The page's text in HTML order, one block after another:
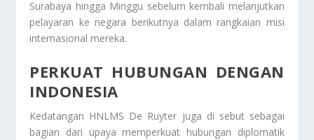
Surabaya hingga Minggu sebelum kembali melanjutkan
pelayaran ke negara berikutnya dalam rangkaian misi
internasional mereka.
PERKUAT HUBUNGAN DENGAN
INDONESIA
Kedatangan HNLMS De Ruyter juga di sebut sebagai
bagian dari upaya memperkuat hubungan diplomatik